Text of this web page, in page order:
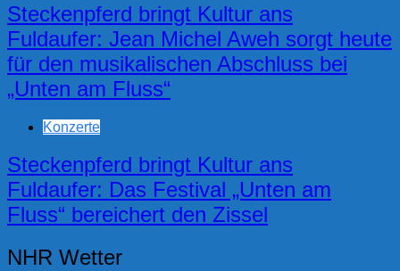
Steckenpferd bringt Kultur ans
Fuldaufer: Jean Michel Aweh sorgt heute
für den musikalischen Abschluss bei
„Unten am Fluss“
Konzerte
Steckenpferd bringt Kultur ans
Fuldaufer: Das Festival „Unten am
Fluss“ bereichert den Zissel
NHR Wetter